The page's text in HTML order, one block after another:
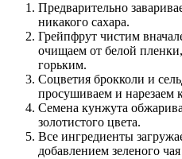
Предварительно
никакого сахара.
Грейпфрут чистим
очищаем от белой
горьким.
Соцветия брокколи и
просушиваем и нарезаем
Семена кунжута
золотистого цвета.
Все ингредиенты
добавлением зеленого